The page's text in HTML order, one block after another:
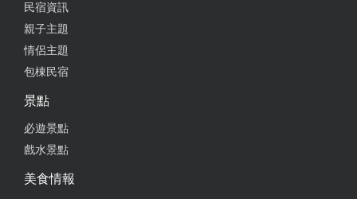
民宿資訊
親子主題
情侶主題
包棟民宿
景點
必遊景點
戲水景點
美食情報